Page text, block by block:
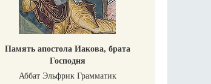
Память апостола Иакова, брата
Господня
Аббат Эльфрик Грамматик